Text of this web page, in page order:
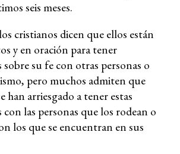
seis meses.
cristianos dicen que ellos están
y en oración para tener
sobre su fe con otras personas o
pero muchos admiten que
han arriesgado a tener estas
con las personas que los rodean o
los que se encuentran en sus